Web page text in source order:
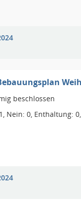
beschlossen
Nein: 0, Enthaltung: